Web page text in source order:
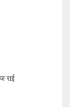
राई